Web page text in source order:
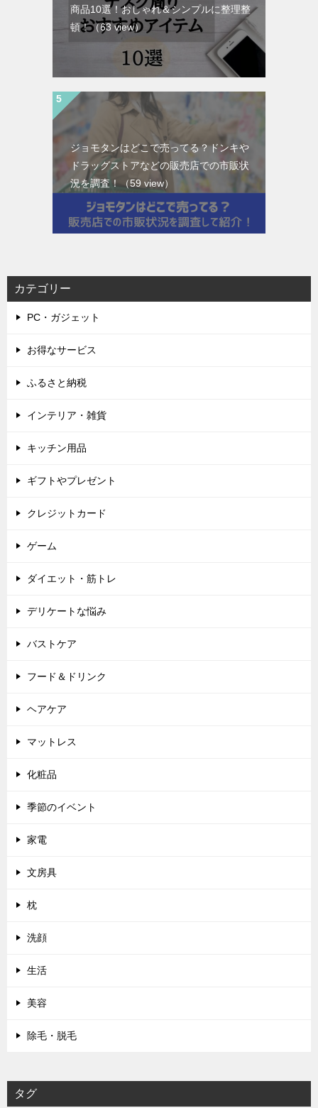
商品10選！おしゃれ＆シンプルに整理整
頓！（63 view）
ジョモタンはどこで売ってる？ドンキや
ドラッグストアなどの販売店での市販状
況を調査！（59 view）
カテゴリー
PC・ガジェット
お得なサービス
ふるさと納税
インテリア・雑貨
キッチン用品
ギフトやプレゼント
クレジットカード
ゲーム
ダイエット・筋トレ
デリケートな悩み
バストケア
フード＆ドリンク
ヘアケア
マットレス
化粧品
季節のイベント
家電
文房具
枕
洗顔
生活
美容
除毛・脱毛
タグ